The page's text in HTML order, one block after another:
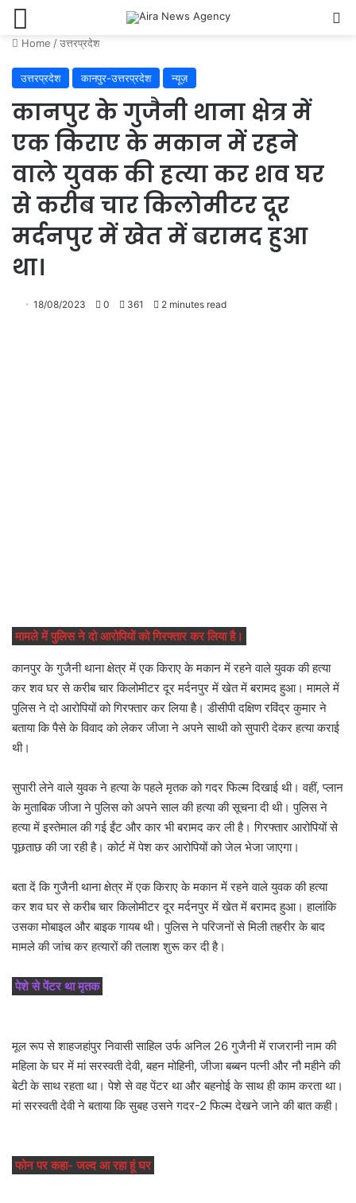
Home /उत्तरप्रदेश
उत्तरप्रदेश कानपुर-उत्तरप्रदेश न्यूज़
कानपुर के गुजैनी थाना क्षेत्र में
एक किराए के मकान में रहने
वाले युवक की हत्या कर शव घर
से करीब चार किलोमीटर दूर
मर्दनपुर में खेत में बरामद हुआ
था।
18/08/2023 0 361 2 minutes read
मामले में पुलिस ने दो आरोपियों को गिरफ्तार कर लिया है।
कानपुर के गुजैनी थाना क्षेत्र में एक किराए के मकान में रहने वाले युवक की हत्या
कर शव घर से करीब चार किलोमीटर दूर मर्दनपुर में खेत में बरामद हुआ। मामले में
पुलिस ने दो आरोपियों को गिरफ्तार कर लिया है। डीसीपी दक्षिण रविंद्र कुमार ने
बताया कि पैसे के विवाद को लेकर जीजा ने अपने साथी को सुपारी देकर हत्या कराई
थी।
सुपारी लेने वाले युवक ने हत्या के पहले मृतक को गदर फिल्म दिखाई थी। वहीं, प्लान
के मुताबिक जीजा ने पुलिस को अपने साल की हत्या की सूचना दी थी। पुलिस ने
हत्या में इस्तेमाल की गई ईंट और कार भी बरामद कर ली है। गिरफ्तार आरोपियों से
पूछताछ की जा रही है। कोर्ट में पेश कर आरोपियों को जेल भेजा जाएगा।
बता दें कि गुजैनी थाना क्षेत्र में एक किराए के मकान में रहने वाले युवक की हत्या
कर शव घर से करीब चार किलोमीटर दूर मर्दनपुर में खेत में बरामद हुआ। हालांकि
उसका मोबाइल और बाइक गायब थी। पुलिस ने परिजनों से मिली तहरीर के बाद
मामले की जांच कर हत्यारों की तलाश शुरू कर दी है।
पेशे से पेंटर था मृतक
मूल रूप से शाहजहांपुर निवासी साहिल उर्फ अनिल 26 गुजैनी में राजरानी नाम की
महिला के घर में मां सरस्वती देवी, बहन मोहिनी, जीजा बब्बन पत्नी और नौ महीने की
बेटी के साथ रहता था। पेशे से वह पेंटर था और बहनोई के साथ ही काम करता था।
मां सरस्वती देवी ने बताया कि सुबह उसने गदर-2 फिल्म देखने जाने की बात कही।
फोन पर कहा- जल्द आ रहा हूं घर